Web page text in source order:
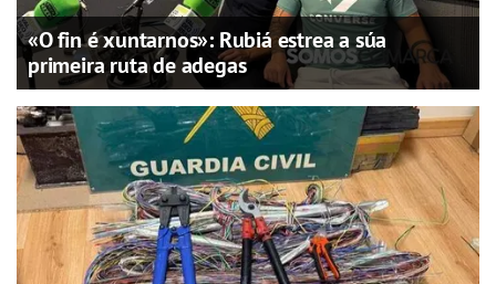
«O fin é xuntarnos»: Rubiá estrea a súa
primeira ruta de adegas